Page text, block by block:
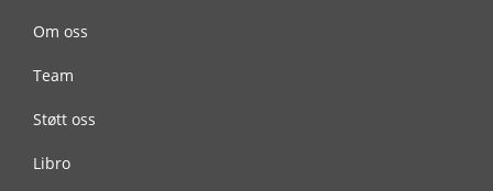
Om oss
Team
Støtt oss
Libro